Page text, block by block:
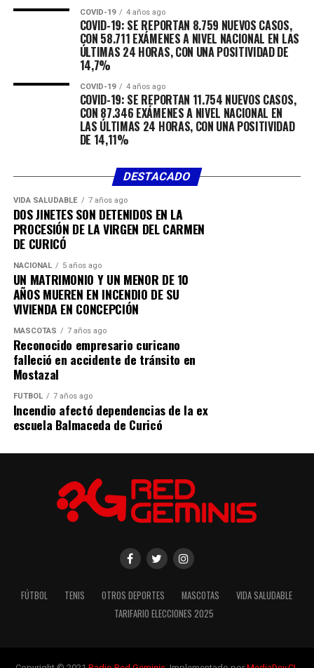
COVID-19 4 años ago
COVID-19: SE REPORTAN 8.759 NUEVOS CASOS,
CON 58.711 EXÁMENES A NIVEL NACIONAL EN LAS
ÚLTIMAS 24 HORAS, CON UNA POSITIVIDAD DE
14,7%
COVID-19 4 años ago
COVID-19: SE REPORTAN 11.754 NUEVOS CASOS,
CON 87.346 EXÁMENES A NIVEL NACIONAL EN
LAS ÚLTIMAS 24 HORAS, CON UNA POSITIVIDAD
DE 14,11%
DESTACADO
VIDA SALUDABLE 7 años ago
DOS JINETES SON DETENIDOS EN LA
PROCESIÓN DE LA VIRGEN DEL CARMEN
DE CURICÓ
NACIONAL 5 años ago
UN MATRIMONIO Y UN MENOR DE 10
AÑOS MUEREN EN INCENDIO DE SU
VIVIENDA EN CONCEPCIÓN
MASCOTAS 7 años ago
Reconocido empresario curicano
falleció en accidente de tránsito en
Mostazal
FÚTBOL 7 años ago
Incendio afectó dependencias de la ex
escuela Balmaceda de Curicó
FÚTBOL TENIS OTROS DEPORTES MASCOTAS
VIDA SALUDABLE
TARIFARIO ELECCIONES 2025